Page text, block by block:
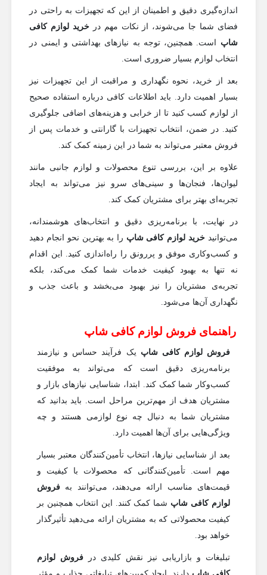
اندازه‌گیری دقیق و اطمینان از این که تجهیزات به راحتی در
فضای شما جا می‌شوند، از نکات مهم در
خرید لوازم کافی
شاپاست. همچنین، توجه به نیازهای بهداشتی و ایمنی در
انتخاب لوازم بسیار ضروری است.
بعد از خرید، نحوه نگهداری و مراقبت از این تجهیزات نیز
بسیار اهمیت دارد. باید اطلاعات کافی درباره استفاده صحیح
از لوازم کسب کنید تا از خرابی و هزینه‌های اضافی جلوگیری
کنید. در ضمن، انتخاب تجهیزات با گارانتی و خدمات پس از
فروش معتبر می‌تواند به شما در این زمینه کمک کند.
علاوه بر این، بررسی تنوع محصولات و لوازم جانبی مانند
لیوان‌ها، فنجان‌ها و سینی‌های سرو نیز می‌تواند به ایجاد
تجربه‌ای بهتر برای مشتریان کمک کند.
در نهایت، با برنامه‌ریزی دقیق و انتخاب‌های هوشمندانه،
می‌توانیدخرید لوازم کافی شاپرا به بهترین نحو انجام دهید
و کسب‌وکاری موفق و پررونق را راه‌اندازی کنید. این اقدام
نه تنها به بهبود کیفیت خدمات شما کمک می‌کند، بلکه
تجربه‌ی مشتریان را نیز بهبود می‌بخشد و باعث جذب و
نگهداری آن‌ها می‌شود.
راهنمای فروش لوازم کافی شاپ
فروش لوازم کافی شاپیک فرآیند حساس و نیازمند
برنامه‌ریزی دقیق است که می‌تواند به موفقیت
کسب‌وکار شما کمک کند. ابتدا، شناسایی نیازهای بازار و
مشتریان هدف از مهم‌ترین مراحل است. باید بدانید که
مشتریان شما به دنبال چه نوع لوازمی هستند و چه
ویژگی‌هایی برای آن‌ها اهمیت دارد.
بعد از شناسایی نیازها، انتخاب تأمین‌کنندگان معتبر بسیار
مهم است. تأمین‌کنندگانی که محصولات با کیفیت و
قیمت‌های مناسب ارائه می‌دهند، می‌توانند به فروش
لوازم کافی شاپشما کمک کنند. این انتخاب همچنین بر
کیفیت محصولاتی که به مشتریان ارائه می‌دهید تأثیرگذار
خواهد بود.
تبلیغات و بازاریابی نیز نقش کلیدی در
فروش لوازم